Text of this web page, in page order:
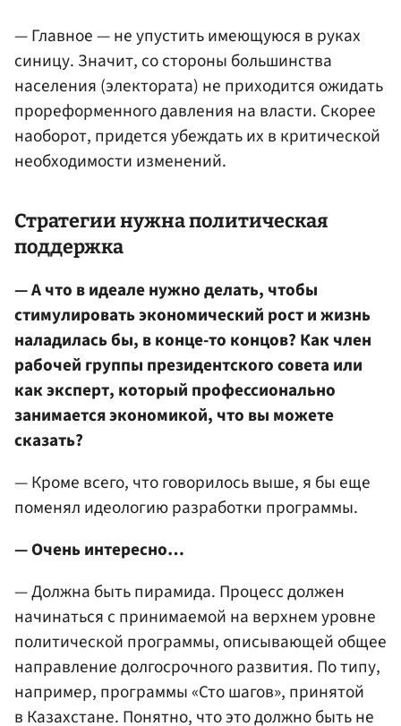
— Главное — не упустить имеющуюся в руках
синицу. Значит, со стороны большинства
населения (электората) не приходится ожидать
прореформенного давления на власти. Скорее
наоборот, придется убеждать их в критической
необходимости изменений.
Стратегии нужна политическая
поддержка
— А что в идеале нужно делать, чтобы
стимулировать экономический рост и жизнь
наладилась бы, в конце-то концов? Как член
рабочей группы президентского совета или
как эксперт, который профессионально
занимается экономикой, что вы можете
сказать?
— Кроме всего, что говорилось выше, я бы еще
поменял идеологию разработки программы.
— Очень интересно…
— Должна быть пирамида. Процесс должен
начинаться с принимаемой на верхнем уровне
политической программы, описывающей общее
направление долгосрочного развития. По типу,
например, программы «Сто шагов», принятой
в Казахстане. Понятно, что это должно быть не